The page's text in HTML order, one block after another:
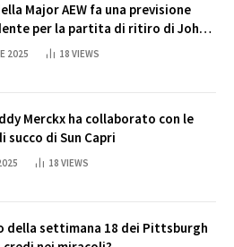
Major AEW fa una previsione
per la partita di ritiro di John
2025 18 VIEWS
Merckx ha collaborato con le
succo di Sun Capri
18 VIEWS
della settimana 18 dei Pittsburgh